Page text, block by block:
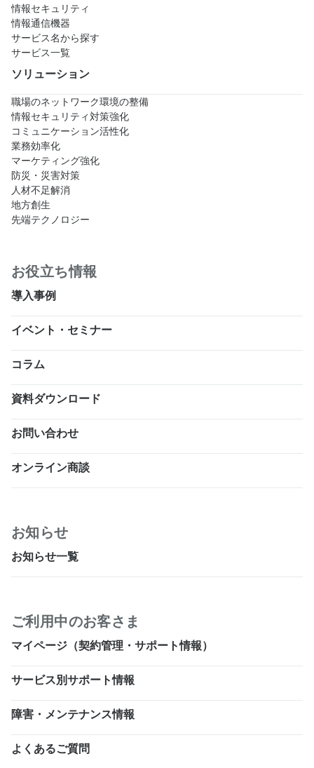
情報セキュリティ
情報通信機器
サービス名から探す
サービス一覧
ソリューション
職場のネットワーク環境の整備
情報セキュリティ対策強化
コミュニケーション活性化
業務効率化
マーケティング強化
防災・災害対策
人材不足解消
地方創生
先端テクノロジー
お役立ち情報
導入事例
イベント・セミナー
コラム
資料ダウンロード
お問い合わせ
オンライン商談
お知らせ
お知らせ一覧
ご利用中のお客さま
マイページ（契約管理・サポート情報）
サービス別サポート情報
障害・メンテナンス情報
よくあるご質問